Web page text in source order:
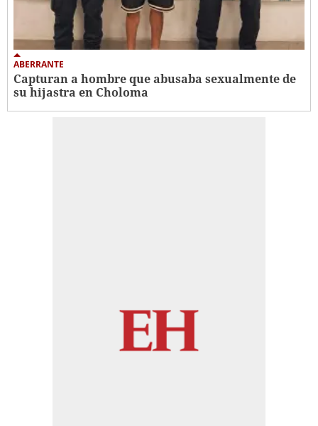
ABERRANTE
Capturan a hombre que abusaba sexualmente de
su hijastra en Choloma